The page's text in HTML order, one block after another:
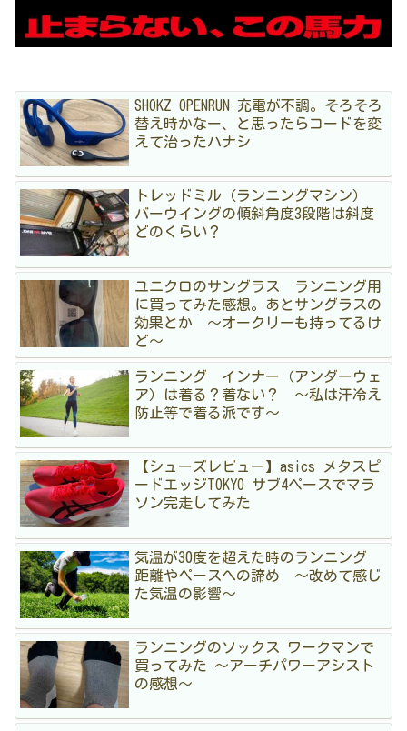
SHOKZ OPENRUN 充電が不調。そろそろ
替え時かなー、と思ったらコードを変
えて治ったハナシ
トレッドミル（ランニングマシン）
バーウイングの傾斜角度3段階は斜度
どのくらい？
ユニクロのサングラス ランニング用
に買ってみた感想。あとサングラスの
効果とか 〜オークリーも持ってるけ
ど〜
ランニング インナー（アンダーウェ
ア）は着る？着ない？ 〜私は汗冷え
防止等で着る派です〜
【シューズレビュー】asics メタスピ
ードエッジTOKYO サブ4ペースでマラ
ソン完走してみた
気温が30度を超えた時のランニング
距離やペースへの諦め 〜改めて感じ
た気温の影響〜
ランニングのソックス ワークマンで
買ってみた 〜アーチパワーアシスト
の感想〜